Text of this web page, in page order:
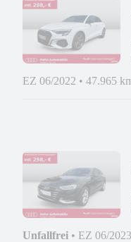
EZ 06/2022 • 47.965
Unfallfrei • EZ 06/2023